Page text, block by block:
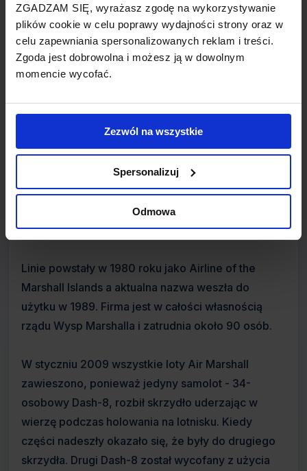
ZGADZAM SIĘ, wyrażasz zgodę na wykorzystywanie
plików cookie w celu poprawy wydajności strony oraz w
celu zapewniania spersonalizowanych reklam i treści.
Zgoda jest dobrowolna i możesz ją w dowolnym
momencie wycofać.
Zezwól na wszystkie
Spersonalizuj
Odmowa
Air Marshall Islands to linie lotnicze z siedzibą w
Majuro na Wyspach Marshalla. Jest to flagowy
przewoźnik tego wyspiarskiego państwa oraz
mianowany oficjalny przewoźnik rządu Tuvalu,
operujący lotami między wyspami południowego
Pacyfiku. Główna baza lotnicza umiejscowiona jest
na Marshall Islands International Airport w Majuro.
Linie powstały w 1980 roku jako Airline of the
Marshall Islands a aktualna nazwa weszła do
użytku w 1989. Firma jest w całości własnością
rządu Wysp Marshalla i zatrudnia około 90 osób.
W styczniu 2009 wszystkie loty Air Marshall
zawieszono, ponieważ jedyny samolot - 34-
osobowy Dash-8, rozbił skrzydło uderzając w
wierzę podczas holowania na lotnisku. Kiedy
części nadeszły okazało się, że były do drugiego
skrzydła. Drugi Dash-8 został wycofany z użycia